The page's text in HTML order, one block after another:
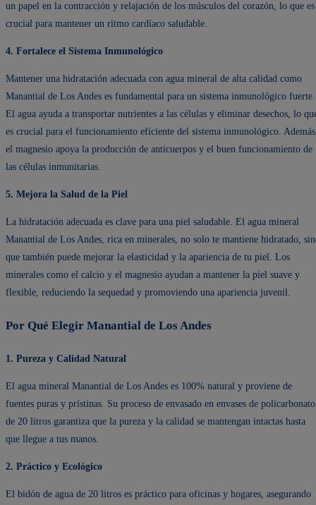
un papel en la contracción y relajación de los músculos del corazón, lo que es
crucial para mantener un ritmo cardíaco saludable.
4. Fortalece el Sistema Inmunológico
Mantener una hidratación adecuada con agua mineral de alta calidad como
Manantial de Los Andes es fundamental para un sistema inmunológico fuerte.
El agua ayuda a transportar nutrientes a las células y eliminar desechos, lo
es crucial para el funcionamiento eficiente del sistema inmunológico.
el magnesio apoya la producción de anticuerpos y el buen funcionamiento de
las células inmunitarias.
5. Mejora la Salud de la Piel
La hidratación adecuada es clave para una piel saludable. El agua mineral
Manantial de Los Andes, rica en minerales, no solo te mantiene hidratado,
que también puede mejorar la elasticidad y la apariencia de tu piel. Los
minerales como el calcio y el magnesio ayudan a mantener la piel suave y
flexible, reduciendo la sequedad y promoviendo una apariencia juvenil.
Por Qué Elegir Manantial de Los Andes
1. Pureza y Calidad Natural
El agua mineral Manantial de Los Andes es 100% natural y proviene de
fuentes puras y prístinas. Su proceso de envasado en envases de policarbonato
de 20 litros garantiza que la pureza y la calidad se mantengan intactas hasta
que llegue a tus manos.
2. Práctico y Ecológico
El bidón de agua de 20 litros es práctico para oficinas y hogares, asegurando